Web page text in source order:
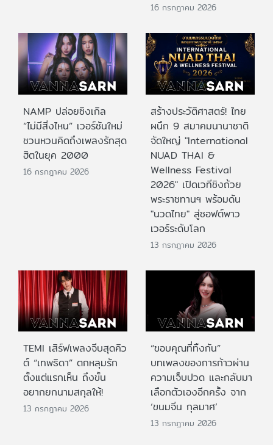
16 กรกฎาคม 2026
NAMP ปล่อยซิงเกิล
“ไม่มีสิ่งไหน” เวอร์ชันใหม่
ชวนหวนคิดถึงเพลงรักสุด
ฮิตในยุค 2000
16 กรกฎาคม 2026
สร้างประวัติศาสตร์! ไทย
ผนึก 9 สมาคมนานาชาติ
จัดใหญ่ "International
NUAD THAI &
Wellness Festival
2026" เปิดเวทีชิงถ้วย
พระราชทานฯ พร้อมดัน
"นวดไทย" สู่ซอฟต์พาว
เวอร์ระดับโลก
13 กรกฎาคม 2026
TEMI เสิร์ฟเพลงจีบสุดคิว
ต์ “เทพธิดา” ตกหลุมรัก
ตั้งแต่แรกเห็น ถึงขั้น
อยากยกนามสกุลให้!
13 กรกฎาคม 2026
“ขอบคุณที่ทิ้งกัน”
บทเพลงของการก้าวผ่าน
ความเจ็บปวด และกลับมา
เลือกตัวเองอีกครั้ง จาก
‘ขนมจีน กุลมาศ’
13 กรกฎาคม 2026